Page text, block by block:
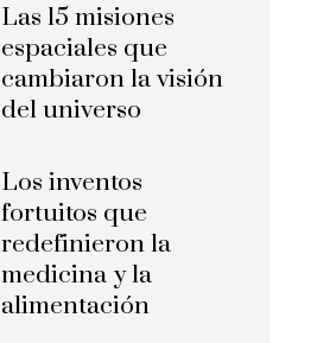
Las 15 misiones
espaciales que
cambiaron la visión
del universo
Los inventos
fortuitos que
redefinieron la
medicina y la
alimentación